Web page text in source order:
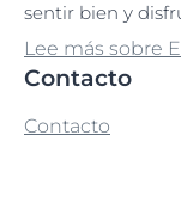
sentir bien y
Lee más sobre
Contacto
Contacto